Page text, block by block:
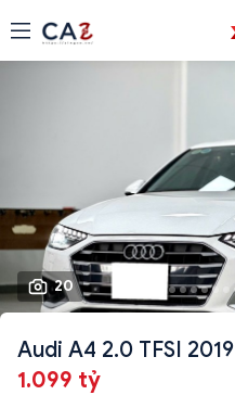
20
Audi A4 2.0 TFSI 2019
1.099 tỷ